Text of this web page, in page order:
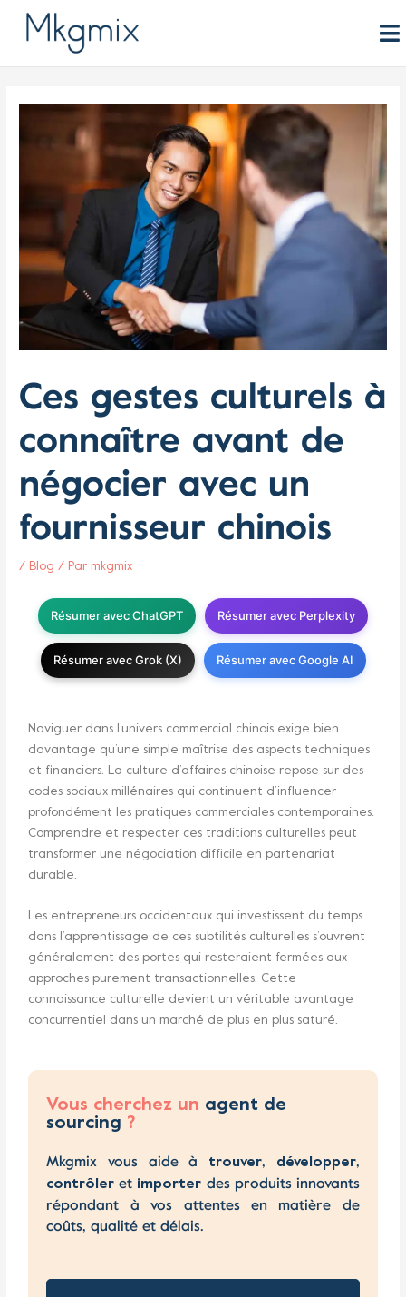
Ces gestes culturels à
connaître avant de
négocier avec un
fournisseur chinois
/ Blog / Par mkgmix
Résumer avec ChatGPT Résumer avec Perplexity
Résumer avec Grok (X) Résumer avec Google AI
Naviguer dans l’univers commercial chinois exige bien
davantage qu’une simple maîtrise des aspects techniques
et financiers. La culture d’affaires chinoise repose sur des
codes sociaux millénaires qui continuent d’influencer
profondément les pratiques commerciales contemporaines.
Comprendre et respecter ces traditions culturelles peut
transformer une négociation difficile en partenariat
durable.
Les entrepreneurs occidentaux qui investissent du temps
dans l’apprentissage de ces subtilités culturelles s’ouvrent
généralement des portes qui resteraient fermées aux
approches purement transactionnelles. Cette
connaissance culturelle devient un véritable avantage
concurrentiel dans un marché de plus en plus saturé.
Vous cherchez un agent de
sourcing ?
Mkgmix vous aide à trouver, développer,
contrôler et importer des produits innovants
répondant à vos attentes en matière de
coûts, qualité et délais.